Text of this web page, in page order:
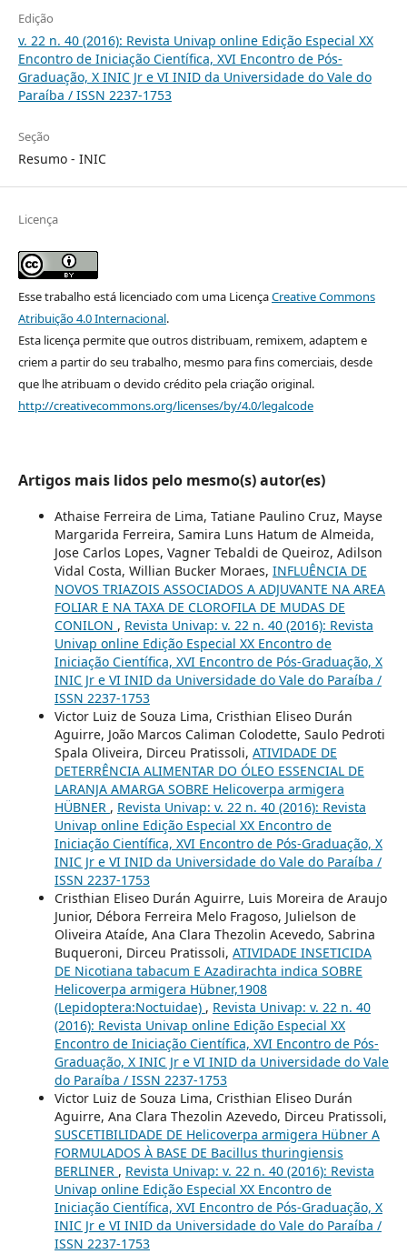
Edição
v. 22 n. 40 (2016): Revista Univap online Edição Especial XX
Encontro de Iniciação Científica, XVI Encontro de Pós-
Graduação, X INIC Jr e VI INID da Universidade do Vale do
Paraíba / ISSN 2237-1753
Seção
Resumo - INIC
Licença
Esse trabalho está licenciado com uma LicençaCreative Commons
Atribuição 4.0 Internacional.
Esta licença permite que outros distribuam, remixem, adaptem e
criem a partir do seu trabalho, mesmo para fins comerciais, desde
que lhe atribuam o devido crédito pela criação original.
http://creativecommons.org/licenses/by/4.0/legalcode
Artigos mais lidos pelo mesmo(s) autor(es)
Athaise Ferreira de Lima, Tatiane Paulino Cruz, Mayse
Margarida Ferreira, Samira Luns Hatum de Almeida,
Jose Carlos Lopes, Vagner Tebaldi de Queiroz, Adilson
Vidal Costa, Willian Bucker Moraes, INFLUÊNCIA DE
NOVOS TRIAZOIS ASSOCIADOS A ADJUVANTE NA AREA
FOLIAR E NA TAXA DE CLOROFILA DE MUDAS DE
CONILON , Revista Univap: v. 22 n. 40 (2016): Revista
Univap online Edição Especial XX Encontro de
Iniciação Científica, XVI Encontro de Pós-Graduação, X
INIC Jr e VI INID da Universidade do Vale do Paraíba /
ISSN 2237-1753
Victor Luiz de Souza Lima, Cristhian Eliseo Durán
Aguirre, João Marcos Caliman Colodette, Saulo Pedroti
Spala Oliveira, Dirceu Pratissoli, ATIVIDADE DE
DETERRÊNCIA ALIMENTAR DO ÓLEO ESSENCIAL DE
LARANJA AMARGA SOBRE Helicoverpa armigera
HÜBNER , Revista Univap: v. 22 n. 40 (2016): Revista
Univap online Edição Especial XX Encontro de
Iniciação Científica, XVI Encontro de Pós-Graduação, X
INIC Jr e VI INID da Universidade do Vale do Paraíba /
ISSN 2237-1753
Cristhian Eliseo Durán Aguirre, Luis Moreira de Araujo
Junior, Débora Ferreira Melo Fragoso, Julielson de
Oliveira Ataíde, Ana Clara Thezolin Acevedo, Sabrina
Buqueroni, Dirceu Pratissoli, ATIVIDADE INSETICIDA
DE Nicotiana tabacum E Azadirachta indica SOBRE
Helicoverpa armigera Hübner,1908
(Lepidoptera:Noctuidae) , Revista Univap: v. 22 n. 40
(2016): Revista Univap online Edição Especial XX
Encontro de Iniciação Científica, XVI Encontro de Pós-
Graduação, X INIC Jr e VI INID da Universidade do Vale
do Paraíba / ISSN 2237-1753
Victor Luiz de Souza Lima, Cristhian Eliseo Durán
Aguirre, Ana Clara Thezolin Azevedo, Dirceu Pratissoli,
SUSCETIBILIDADE DE Helicoverpa armigera Hübner A
FORMULADOS À BASE DE Bacillus thuringiensis
BERLINER , Revista Univap: v. 22 n. 40 (2016): Revista
Univap online Edição Especial XX Encontro de
Iniciação Científica, XVI Encontro de Pós-Graduação, X
INIC Jr e VI INID da Universidade do Vale do Paraíba /
ISSN 2237-1753